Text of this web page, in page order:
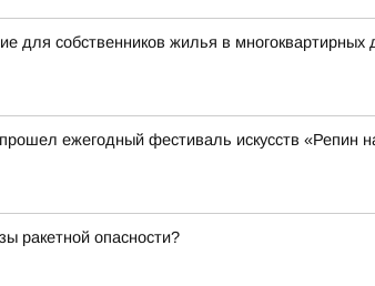
для собственников жилья в многоквартирных
ежегодный фестиваль искусств «Репин
ракетной опасности?